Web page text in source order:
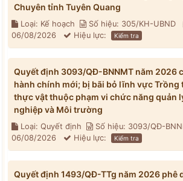
Chuyên tỉnh Tuyên Quang
Loại: Kế hoạch Số hiệu: 305/KH-UBND
06/08/2026
Hiệu lực: Kiểm tra
Quyết định 3093/QĐ-BNNMT năm 2026
hành chính mới; bị bãi bỏ lĩnh vực Trồng
thực vật thuộc phạm vi chức năng quản
nghiệp và Môi trường
Loại: Quyết định Số hiệu: 3093/QĐ-
06/08/2026
Hiệu lực: Kiểm tra
Quyết định 1493/QĐ-TTg năm 2026 phê